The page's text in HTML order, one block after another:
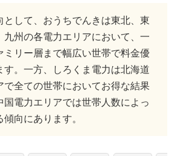
として、おうちでんきは東北、東
九州の各電力エリアにおいて、一
ミリー層まで幅広い世帯で料金優
す。一方、しろくま電力は北海道
で全ての世帯においてお得な結果
国電力エリアでは世帯人数によっ
向にあります。